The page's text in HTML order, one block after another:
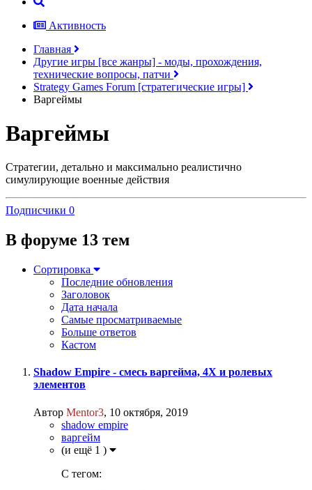
Активность
Главная
Другие игры [все жанры] - моды, прохождения,
технические вопросы, патчи
Strategy Games Forum [стратегические игры]
Варгеймы
Варгеймы
Стратегии, детально и максимально реалистично
симулирующие военные действия
Подписчики 0
В форуме 13 тем
Сортировка
Последние обновления
Заголовок
Дата начала
Самые просматриваемые
Больше ответов
Кастом
Shadow Empire - смесь варгейма, 4Х и ролевых
элементов
Автор Mentor3, 10 октября, 2019
shadow empire
варгейм
(и ещё 1 )
C тегом: